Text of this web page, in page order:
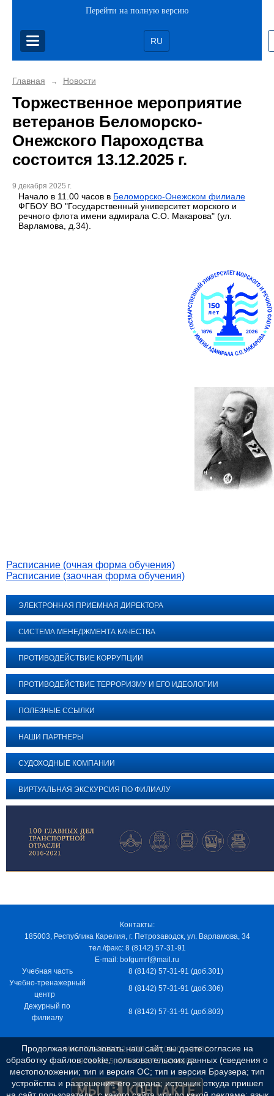
Перейти на полную версию
RU
Главная → Новости
Торжественное мероприятие
ветеранов Беломорско-
Онежского Пароходства
состоится 13.12.2025 г.
9 декабря 2025 г.
Начало в 11.00 часов в Беломорско-Онежском филиале
ФГБОУ ВО "Государственный университет морского и
речного флота имени адмирала С.О. Макарова" (ул.
Варламова, д.34).
Расписание (очная форма обучения)
Расписание (заочная форма обучения)
ЭЛЕКТРОННАЯ ПРИЕМНАЯ ДИРЕКТОРА
СИСТЕМА МЕНЕДЖМЕНТА КАЧЕСТВА
ПРОТИВОДЕЙСТВИЕ КОРРУПЦИИ
ПРОТИВОДЕЙСТВИЕ ТЕРРОРИЗМУ И ЕГО ИДЕОЛОГИИ
ПОЛЕЗНЫЕ ССЫЛКИ
НАШИ ПАРТНЕРЫ
СУДОХОДНЫЕ КОМПАНИИ
ВИРТУАЛЬНАЯ ЭКСКУРСИЯ ПО ФИЛИАЛУ
Контакты:
185003, Республика Карелия, г. Петрозаводск, ул. Варламова, 34
тел./факс: 8 (8142) 57-31-91
E-mail: bofgumrf@mail.ru
Учебная часть
8 (8142) 57-31-91 (доб.301)
Учебно-тренажерный
центр
8 (8142) 57-31-91 (доб.306)
Дежурный по
филиалу
8 (8142) 57-31-91 (доб.803)
ИНН 7805029012, КПП 100103001, ОКПО
97163915, ОГРН 1037811048989
Продолжая использовать наш сайт, вы даете согласие на
обработку файлов cookie, пользовательских данных (сведения о
местоположении; тип и версия ОС; тип и версия Браузера; тип
устройства и разрешение его экрана; источник откуда пришел